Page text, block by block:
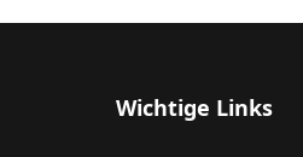
Wichtige Links